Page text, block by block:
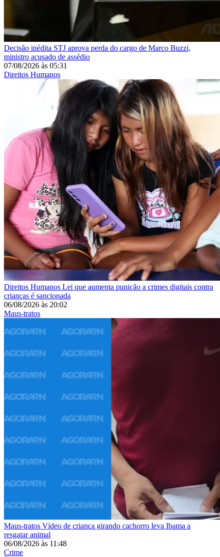
Decisão inédita STJ aprova perda do cargo de Marco Buzzi,
ministro acusado de assédio
07/08/2026 às 05:31
Direitos Humanos
Direitos Humanos Lei que aumenta punição a crimes digitais contra
crianças é sancionada
06/08/2026 às 20:02
Maus-tratos
Maus-tratos Vídeo de criança girando cachorro leva Ibama a
resgatar animal
06/08/2026 às 11:48
Crime